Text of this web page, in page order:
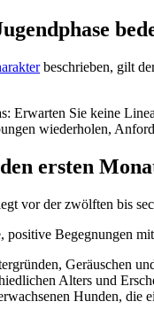
beschrieben, gilt
Erwarten Sie keine
wiederholen,
ersten
vor der zwölften bis
positive Begegnungen
Geräuschen
Alters und
Hunden, die